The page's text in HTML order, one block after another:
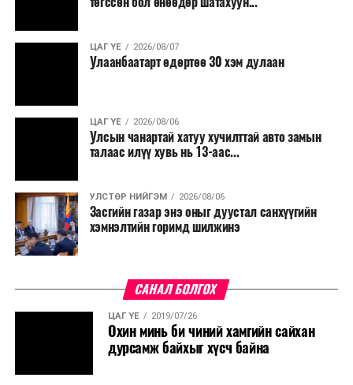
салбар бүрдээ урсгал зардлыг 20 хувиар бууруулах,
нөхөн томилгоо хийхгүй байх, аялал, амралт, зугаалга,
хамт олны урлаг, спортын арга хэмжээг зохион
байгуулахгүй байх, төрийн албанд шинэ орон тоо бий
сургалтыг цахим хэлбэрт шилжүүлэх, төрийн албан
хаагчдыг зарим өдрүүдэд цахимаар ажиллуулах арга
хэмжээг үргэлжлүүлэхийг үүрэг болголоо.
Төсвийн сахилга бат сайжирч, эдийн засгийн нөхцөл
байдал хэвийн болсон тохиолдолд эдгээр
хязгаарлалтыг үе шаттайгаар сулруулах юм.
ЦАГ ҮЕ 2026/08/07
Улаанбаатарт өдөртөө 30 хэм дулаан
ЦАГ ҮЕ 2026/08/06
Улсын чанартай хатуу хучилттай авто замын
талаас илүү хувь нь 13-аас...
УЛСТӨР НИЙГЭМ 2026/08/06
Засгийн газар энэ оныг дуустал санхүүгийн
хэмнэлтийн горимд шилжинэ
САНАЛ БОЛГОХ
ЦАГ ҮЕ 2019/07/26
Охин минь би чиний хамгийн сайхан
дурсамж байхыг хүсч байна